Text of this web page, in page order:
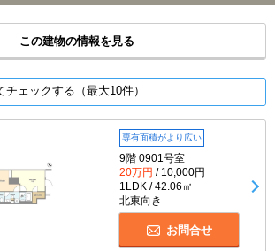
この建物の情報を見る
ェックする（最大10件）
専有面積がより広い
9階 0901号室
20万円 / 10,000円
1LDK / 42.06㎡
北東向き
お問合せ